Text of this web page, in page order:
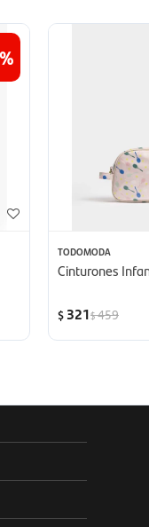
TODOMODA
Cinturones
$ 321$459